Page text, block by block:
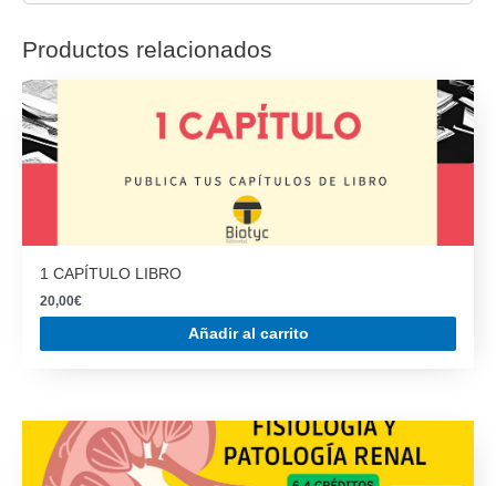
Productos relacionados
1 CAPÍTULO LIBRO
20,00€
Añadir al carrito